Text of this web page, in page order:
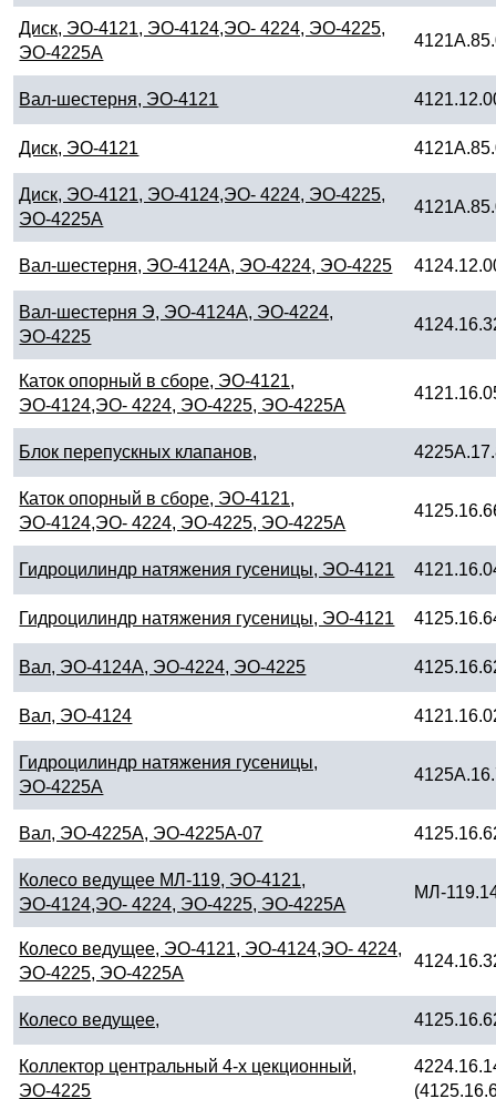
Диск, ЭО-4121, ЭО-4124,ЭО- 4224, ЭО-4225,
ЭО-4225А
Вал-шестерня, ЭО-4121
Диск, ЭО-4121
Диск, ЭО-4121, ЭО-4124,ЭО- 4224, ЭО-4225,
ЭО-4225А
Вал-шестерня, ЭО-4124А, ЭО-4224, ЭО-4225
Вал-шестерня Э, ЭО-4124А, ЭО-4224,
ЭО-4225
Каток опорный в сборе, ЭО-4121,
ЭО-4124,ЭО- 4224, ЭО-4225, ЭО-4225А
Блок перепускных клапанов,
Каток опорный в сборе, ЭО-4121,
ЭО-4124,ЭО- 4224, ЭО-4225, ЭО-4225А
Гидроцилиндр натяжения гусеницы, ЭО-4121
Гидроцилиндр натяжения гусеницы, ЭО-4121
Вал, ЭО-4124А, ЭО-4224, ЭО-4225
Вал, ЭО-4124
Гидроцилиндр натяжения гусеницы,
ЭО-4225А
Вал, ЭО-4225А, ЭО-4225А-07
Колесо ведущее МЛ-119, ЭО-4121,
ЭО-4124,ЭО- 4224, ЭО-4225, ЭО-4225А
МЛ-
Колесо ведущее, ЭО-4121, ЭО-4124,ЭО- 4224,
ЭО-4225, ЭО-4225А
Колесо ведущее,
Коллектор центральный 4-х цекционный,
ЭО-4225